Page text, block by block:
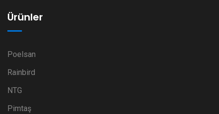
Ürünler
Poelsan
Rainbird
NTG
Pimtaş